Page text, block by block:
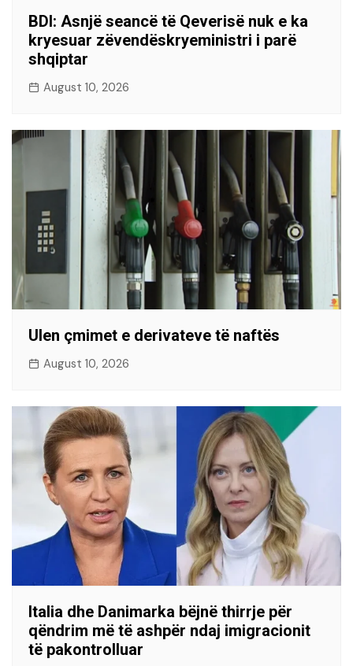
BDI: Asnjë seancë të Qeverisë nuk e ka
kryesuar zëvendëskryeministri i parë
shqiptar
August 10, 2026
Ulen çmimet e derivateve të naftës
August 10, 2026
Italia dhe Danimarka bëjnë thirrje për
qëndrim më të ashpër ndaj imigracionit
të pakontrolluar